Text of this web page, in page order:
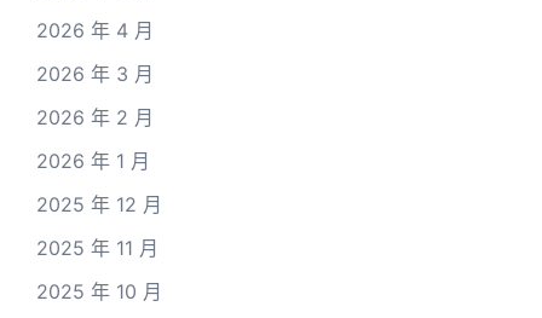
2026 年 4 月
2026 年 3 月
2026 年 2 月
2026 年 1 月
2025 年 12 月
2025 年 11 月
2025 年 10 月